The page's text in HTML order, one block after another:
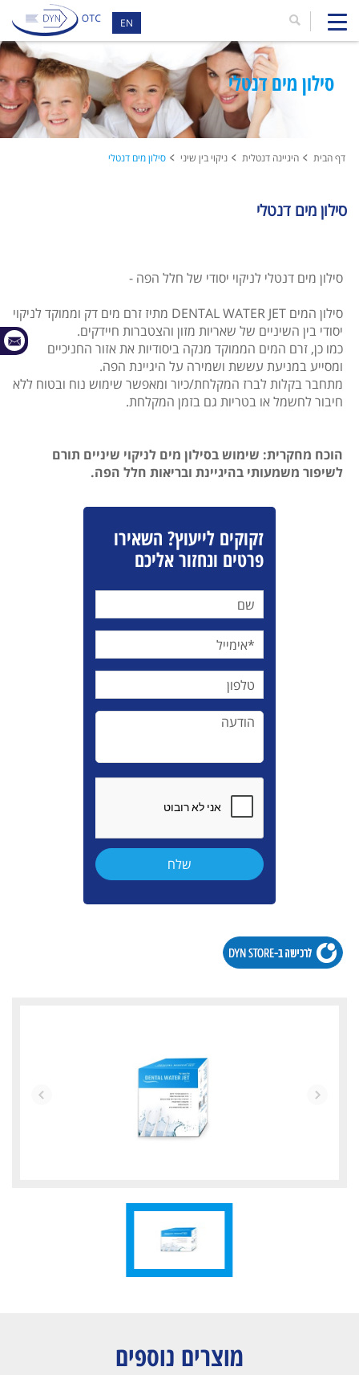
EN
סילון מים דנטלי
דף הבית היגיינה דנטלית ניקוי בין שיני סילון מים דנטלי
סילון מים דנטלי
​סילון מים דנטלי לניקוי יסודי של חלל הפה -
סילון המים DENTAL WATER JET מתיז זרם מים דק וממוקד לניקוי
יסודי בין השיניים של שאריות מזון והצטברות חיידקים.
כמו כן, זרם המים הממוקד מנקה ביסודיות את אזור החניכיים
ומסייע במניעת עששת ושמירה על היגיינת הפה.
מתחבר בקלות לברז המקלחת/כיור ומאפשר שימוש נוח ובטוח ללא
חיבור לחשמל או בטריות גם בזמן המקלחת.
הוכח מחקרית: שימוש בסילון מים לניקוי שיניים תורם
לשיפור משמעותי בהיגיינת ובריאות חלל הפה.
זקוקים לייעוץ? השאירו
פרטים ונחזור אליכם
מוצרים נוספים